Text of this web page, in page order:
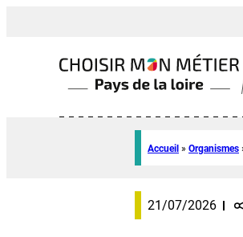
Accueil » Organismes
21/07/2026